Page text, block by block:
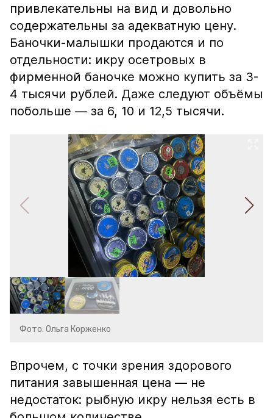
привлекательны на вид и довольно
содержательны за адекватную цену.
Баночки-малышки продаются и по
отдельности: икру осетровых в
фирменной баночке можно купить за 3-
4 тысячи рублей. Даже следуют объёмы
побольше — за 6, 10 и 12,5 тысячи.
Фото: Ольга Корженко
Впрочем, с точки зрения здорового
питания завышенная цена — не
недостаток: рыбную икру нельзя есть в